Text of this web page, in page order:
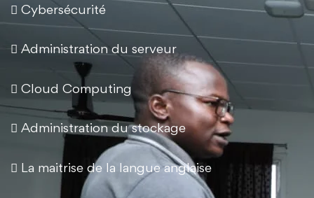
 Cybersécurité
 Administration du serveur
 Cloud Computing
 Administration du stockage
 La maitrise de la langue anglaise